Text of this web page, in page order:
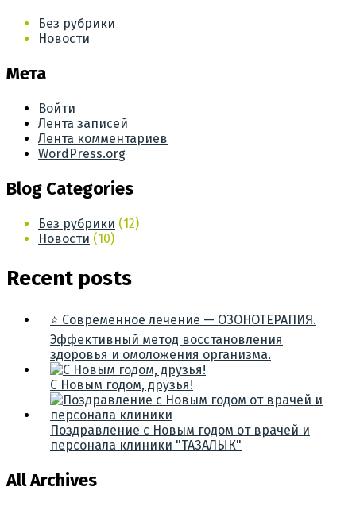
Без рубрики
Новости
Мета
Войти
Лента записей
Лента комментариев
WordPress.org
Blog Categories
Без рубрики (12)
Новости (10)
Recent posts
⭐ Современное лечение — ОЗОНОТЕРАПИЯ.
Эффективный метод восстановления
здоровья и омоложения организма.
С Новым годом, друзья!
Поздравление с Новым годом от врачей и
персонала клиники "ТАЗАЛЫК"
All Archives